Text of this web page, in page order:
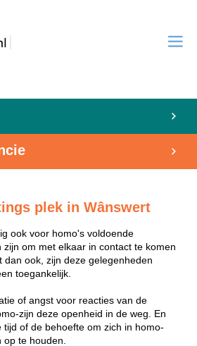
plek in Wânswert
ook voor homo's voldoende
om met elkaar in contact te komen
dan ook, zijn deze gelegenheden
toegankelijk.
of angst voor reacties van de
zijn deze openheid in de weg. En
of de behoefte om zich in homo-
te houden.